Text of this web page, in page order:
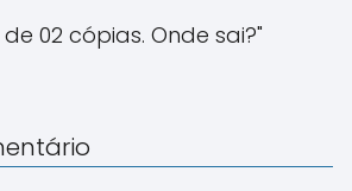
02 cópias. Onde sai?"